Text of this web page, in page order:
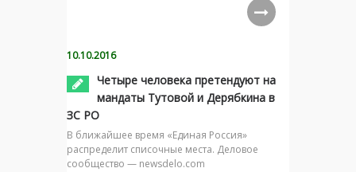
10.10.2016
Четыре человека претендуют на
мандаты Тутовой и Дерябкина в
ЗС РО
В ближайшее время «Единая Россия»
распределит списочные места. Деловое
сообщество — newsdelo.com